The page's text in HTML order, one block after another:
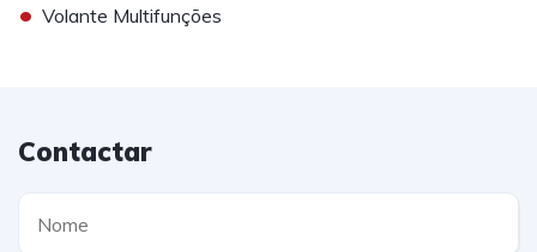
• Volante Multifunções
Contactar